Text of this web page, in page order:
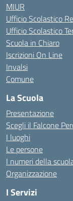
MIUR
Ufficio Scolastico
Ufficio Scolastico
Scuola in Chiaro
Iscrizioni On Line
Invalsi
Comune
La Scuola
Presentazione
Scegli il Falcone
I luoghi
Le persone
I numeri della
Organizzazione
I Servizi